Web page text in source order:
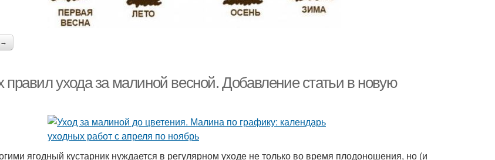
→
правил ухода за малиной весной. Добавление статьи в новую
ягодный кустарник нуждается в регулярном уходе не только во время плодоношения, но (и